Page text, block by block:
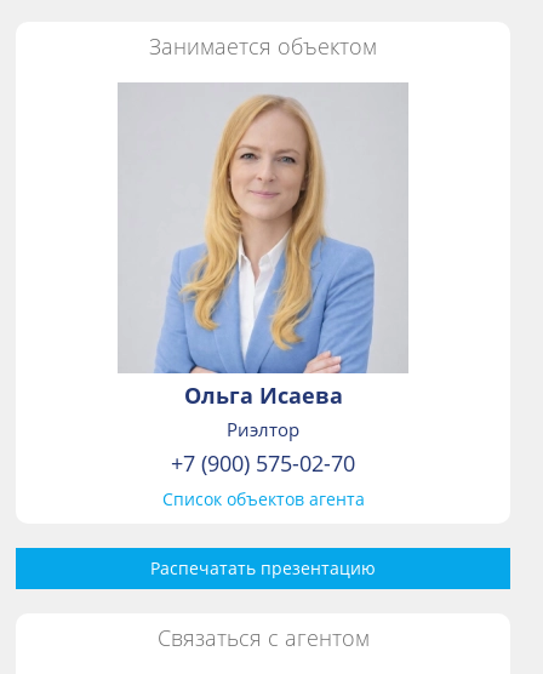
Занимается объектом
Ольга Исаева
Риэлтор
+7 (900) 575-02-70
Список объектов агента
Распечатать презентацию
Связаться с агентом